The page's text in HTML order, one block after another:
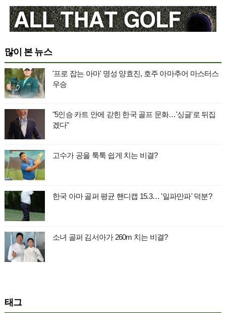
많이 본 뉴스
'프로 잡는 아마' 명성 양효진, 호주 아마추어 마스터스
우승
"5인승 카트 안에 갇힌 한국 골프 문화…'싱글'로 뒤집
겠다"
고수가 공을 툭툭 쉽게 치는 비결?
한국 아마 골퍼 평균 핸디캡 15.3… '일파만파' 덕분?
소녀 골퍼 김서아가 260m 치는 비결?
태그